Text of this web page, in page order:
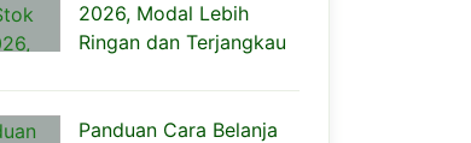
2026, Modal Lebih
Ringan dan Terjangkau
Panduan Cara Belanja